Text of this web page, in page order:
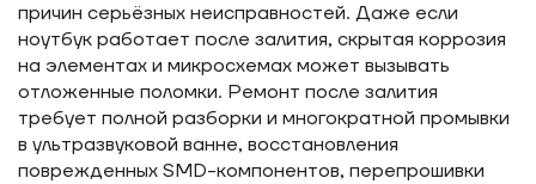
причин серьёзных неисправностей. Даже если
ноутбук работает после залития, скрытая коррозия
на элементах и микросхемах может вызывать
отложенные поломки. Ремонт после залития
требует полной разборки и многократной промывки
в ультразвуковой ванне, восстановления
поврежденных SMD-компонентов, перепрошивки